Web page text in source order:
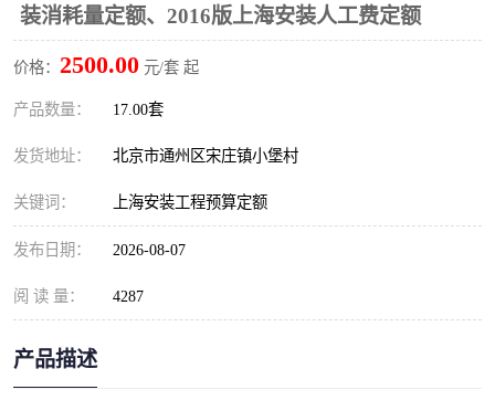
装消耗量定额、2016版上海安装人工费定额
价格： 2500.00 元/套 起
产品数量： 17.00套
发货地址： 北京市通州区宋庄镇小堡村
关键词： 上海安装工程预算定额
发布日期： 2026-08-07
阅 读 量： 4287
产品描述
信息通信建设工程预算定
额
火力发电机组检修定额
湖北建设工程消耗量定额
冶金工业建设工程预算定
额
电子工程概预算定额
内河航运工程概预算定额